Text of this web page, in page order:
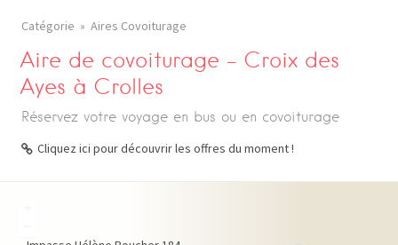
Catégorie Aires Covoiturage
Aire de covoiturage – Croix des
Ayes à Crolles
Réservez votre voyage en bus ou en covoiturage
Cliquez ici pour découvrir les offres du moment !